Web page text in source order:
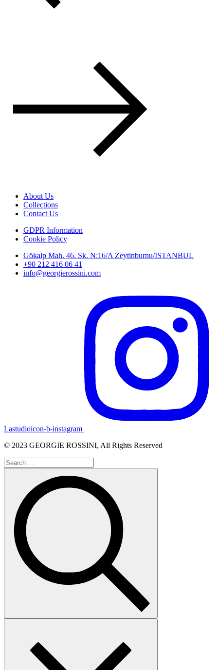
About Us
Collections
Contact Us
GDPR Information
Cookie Policy
Gökalp Mah. 46. Sk. N:16/A Zeytinburnu/ISTANBUL
+90 212 416 06 41
info@georgierossini.com
Lastudioicon-b-instagram
© 2023 GEORGIE ROSSINI, All Rights Reserved